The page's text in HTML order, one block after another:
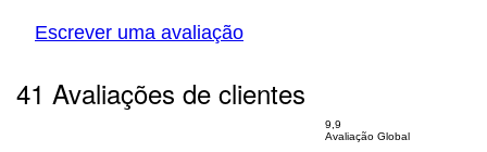
Escrever uma avaliação
41 Avaliações de clientes
9,9
Avaliação Global